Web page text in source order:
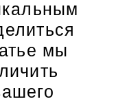
мы